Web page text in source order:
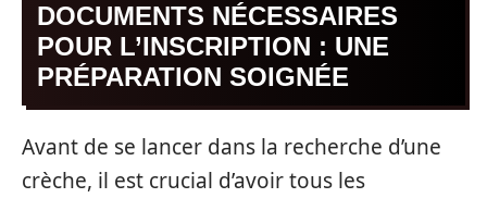
DOCUMENTS NÉCESSAIRES
POUR L’INSCRIPTION : UNE
PRÉPARATION SOIGNÉE
Avant de se lancer dans la recherche d’une
crèche, il est crucial d’avoir tous les